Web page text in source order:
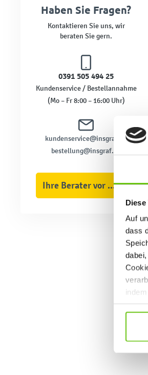
Auf
dass
Haben Sie Fragen?
Kontaktieren Sie uns, wir
beraten Sie gern.
0391 505 494 25
Kundenservice / Bestellannahme
(Mo – Fr 8:00 – 16:00 Uhr)
kundenservice@insgraf.de
bestellung@insgraf.de
Ihre Berater vor Ort